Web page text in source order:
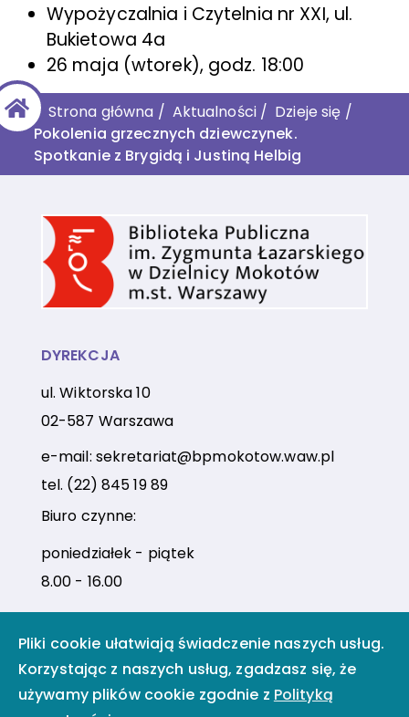
Wypożyczalnia i Czytelnia nr XXI, ul.
Bukietowa 4a
26 maja (wtorek), godz. 18:00
Strona główna / Aktualności/ Dzieje się /
Pokolenia grzecznych dziewczynek.
Spotkanie z Brygidą i Justiną Helbig
DYREKCJA
ul. Wiktorska 10
02-587 Warszawa
e-mail: sekretariat@bpmokotow.waw.pl
tel. (22) 845 19 89
Biuro czynne:
poniedziałek - piątek
8.00 - 16.00
Facebook
Instagram
Pliki cookie ułatwiają świadczenie naszych usług.
Korzystając z naszych usług, zgadzasz się, że
używamy plików cookie zgodnie z Polityką